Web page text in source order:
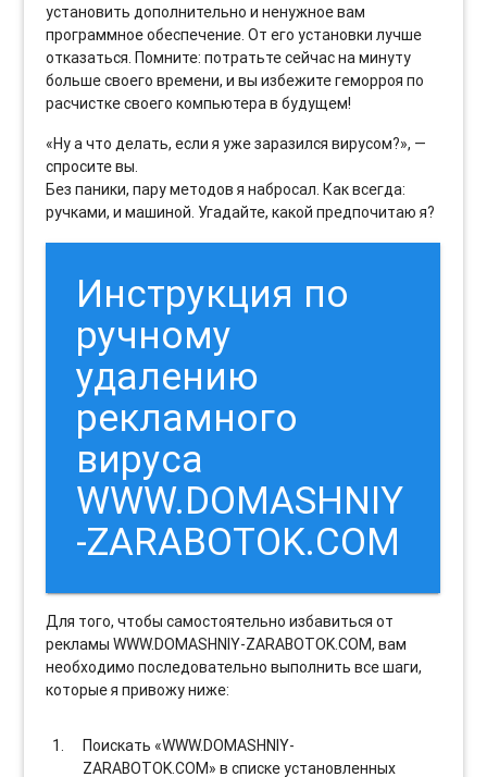
установить дополнительно и ненужное вам
программное обеспечение. От его установки лучше
отказаться. Помните: потратьте сейчас на минуту
больше своего времени, и вы избежите геморроя по
расчистке своего компьютера в будущем!
«Ну а что делать, если я уже заразился вирусом?», —
спросите вы.
Без паники, пару методов я набросал. Как всегда:
ручками, и машиной. Угадайте, какой предпочитаю я?
Инструкция по
ручному
удалению
рекламного
вируса
WWW.DOMASHNIY
-ZARABOTOK.COM
Для того, чтобы самостоятельно избавиться от
рекламы WWW.DOMASHNIY-ZARABOTOK.COM, вам
необходимо последовательно выполнить все шаги,
которые я привожу ниже:
Поискать «WWW.DOMASHNIY-
ZARABOTOK.COM» в списке установленных